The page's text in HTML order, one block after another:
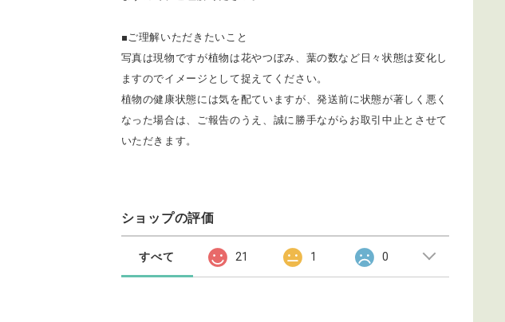
■ご理解いただきたいこと
写真は現物ですが植物は花やつぼみ、葉の数など日々状態は変化し
ますのでイメージとして捉えてください。
植物の健康状態には気を配ていますが、発送前に状態が著しく悪く
なった場合は、ご報告のうえ、誠に勝手ながらお取引中止とさせて
いただきます。
ショップの評価
すべて 21 1 0